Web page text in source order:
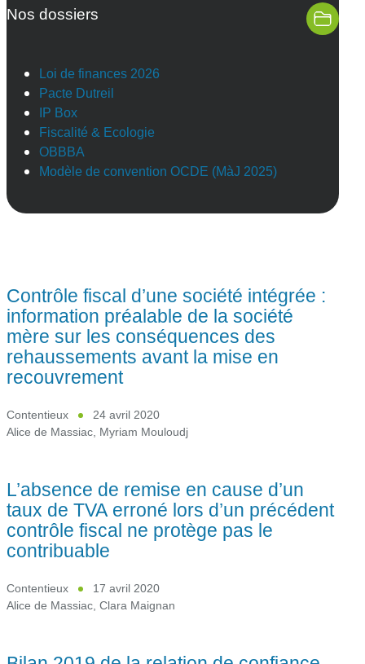
Nos dossiers
Loi de finances 2026
Pacte Dutreil
IP Box
Fiscalité & Ecologie
OBBBA
Modèle de convention OCDE (MàJ 2025)
Contrôle fiscal d’une société intégrée :
information préalable de la société
mère sur les conséquences des
rehaussements avant la mise en
recouvrement
Contentieux
24 avril 2020
Alice de Massiac, Myriam Mouloudj
L’absence de remise en cause d’un
taux de TVA erroné lors d’un précédent
contrôle fiscal ne protège pas le
contribuable
Contentieux
17 avril 2020
Alice de Massiac, Clara Maignan